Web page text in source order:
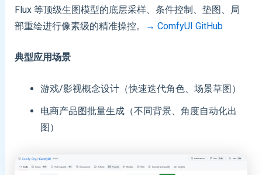
Flux 等顶级生图模型的底层采样、条件控制、垫图、局
部重绘进行像素级的精准操控。
→ ComfyUI GitHub
典型应用场景
游戏/影视概念设计（快速迭代角色、场景草图）
电商产品图批量生成（不同背景、角度自动化出
图）